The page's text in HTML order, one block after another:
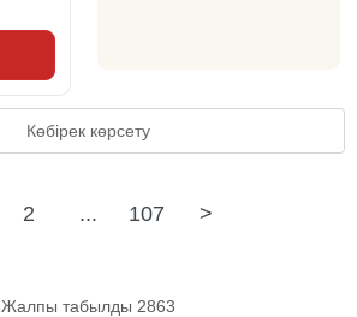
Көбірек көрсету
2 ... 107 >
Жалпы табылды 2863